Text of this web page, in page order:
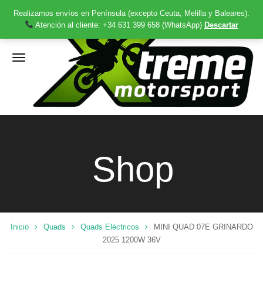
Shop
Inicio Quads Quads Eléctricos
MINI QUAD 07E GRINARDO
2025 1200W 36V
Realizamos envíos en Península (excepto Ceuta, Melilla y Baleares).
Atención al cliente: +34 631 399 658 (WhatsApp) Descartar